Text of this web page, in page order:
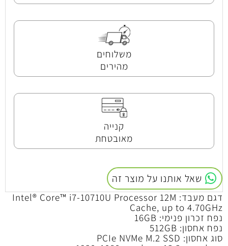
משלוחים
מהירים
קנייה
מאובטחת
שאל אותנו על מוצר זה
דגם מעבד: Intel® Core™ i7-10710U Processor 12M
Cache, up to 4.70GHz
נפח זכרון פנימי: 16GB
נפח אחסון: 512GB
סוג אחסון: PCIe NVMe M.2 SSD